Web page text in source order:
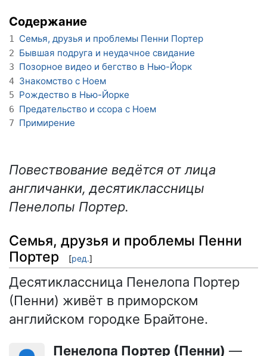
Содержание
1 Семья, друзья и проблемы Пенни Портер
2 Бывшая подруга и неудачное свидание
3 Позорное видео и бегство в Нью-Йорк
4 Знакомство с Ноем
5 Рождество в Нью-Йорке
6 Предательство и ссора с Ноем
7 Примирение
Повествование ведётся от лица
англичанки, десятиклассницы
Пенелопы Портер.
Семья, друзья и проблемы Пенни
Портер
[ред.]
Десятиклассница Пенелопа Портер
(Пенни) живёт в приморском
английском городке Брайтоне.
Пенелопа Портер (Пенни) —